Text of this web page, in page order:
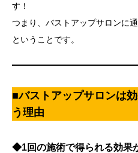
す！
つまり、バストアップサロンに
ということです。
■バストアップサロンは
う理由
◆1回の施術で得られる効果